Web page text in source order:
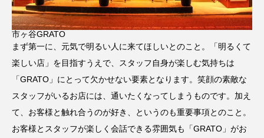
市ヶ谷GRATO
まず第一に、元気で明るい人に来てほしいとのこと。「明るくて
楽しい店」を目指すうえで、スタッフ自身が楽しむ気持ちは
「GRATO」にとって欠かせない要素となります。笑顔の素敵な
スタッフがいるお店には、通いたくなってしまうものです。加え
て、お客様と触れ合うのが好き、というのも重要事項とのこと。
お客様とスタッフが楽しく会話できる雰囲気も「GRATO」がお